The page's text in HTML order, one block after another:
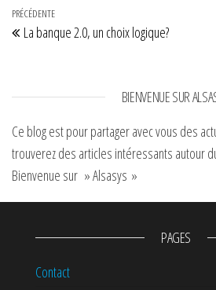
Navigation de l’article
Article précédent
PRÉCÉDENTE
La banque 2.0, un choix logique?
BIENVENUE SUR
Ce blog est pour partager avec vous des
trouverez des articles intéressants autour
Bienvenue sur » Alsasys »
PAGES
Contact